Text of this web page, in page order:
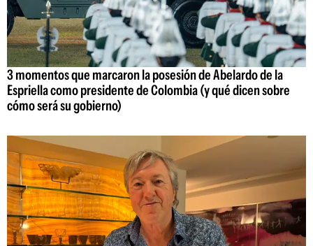
3 momentos que marcaron la posesión de Abelardo de la
Espriella como presidente de Colombia (y qué dicen sobre
cómo será su gobierno)